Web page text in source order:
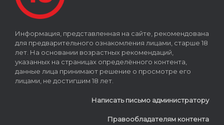
Информация, представленная на сайте, рекомендована
для предварительного ознакомления лицами, старше 18
лет. На основании возрастных рекомендаций,
указанных на страницах определённого контента,
данные лица принимают решение о просмотре его
лицами, не достигшим 18 лет.
Написать письмо администратору
Правообладателям контента